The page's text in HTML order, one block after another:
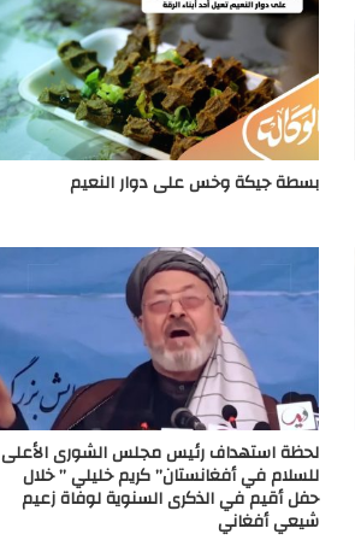
بسطة جيكة وخس على دوار النعيم
لحظة استهداف رئيس مجلس الشورى الأعلى
للسلام في أفغانستان” كريم خليلي ” خلال
حفل أقيم في الذكرى السنوية لوفاة زعيم
شيعي أفغاني